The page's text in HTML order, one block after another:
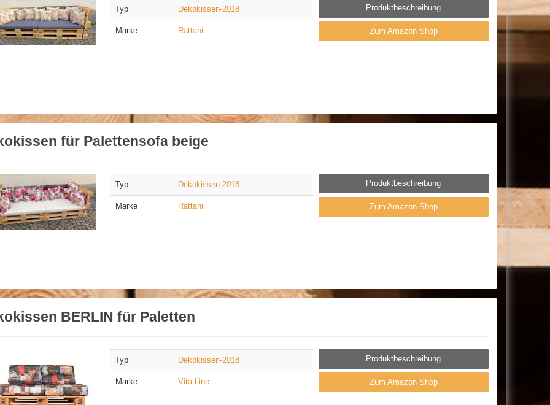
Typ Dekokissen-2018
Marke Rattani
Produktbeschreibung
Zum Amazon Shop
für Palettensofa beige
Typ Dekokissen-2018
Marke Rattani
Produktbeschreibung
Zum Amazon Shop
BERLIN für Paletten
Typ Dekokissen-2018
Marke Vita-Line
Produktbeschreibung
Zum Amazon Shop